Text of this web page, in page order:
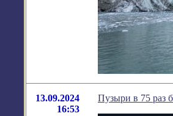
13.09.2024
16:53
Пузыри в 75 раз